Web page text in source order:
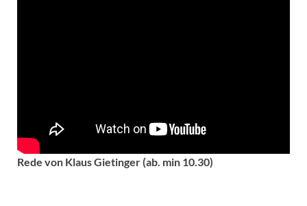
Rede von Klaus Gietinger (ab. min 10.30)